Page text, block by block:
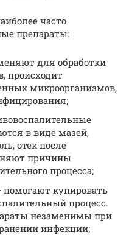
часто
препараты:
для обработки
происходит
микроорганизмов,
в виде мазей,
отек после
причины
процесса;
купировать
процесс.
незаменимы при
инфекции;